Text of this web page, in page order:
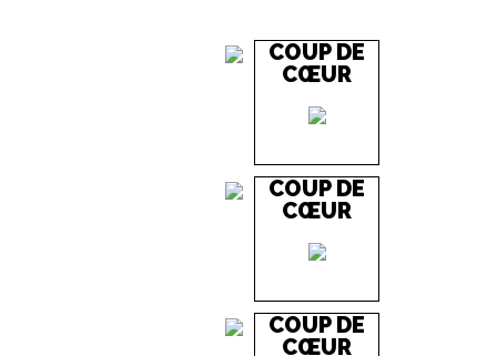
COUP DE
CŒUR
COUP DE
CŒUR
COUP DE
CŒUR